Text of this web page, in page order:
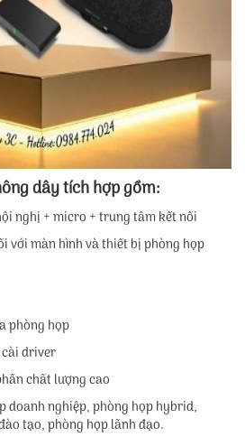
dây tích hợp gồm:
nghị + micro + trung tâm kết nối
với màn hình và thiết bị phòng họp
phòng họp
cài driver
chất lượng cao
doanh nghiệp, phòng họp hybrid,
tạo, phòng họp lãnh đạo.